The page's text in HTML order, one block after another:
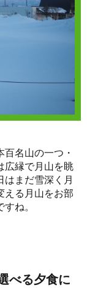
名山の一つ・
広縁で月山を眺
まだ雪深く月
える月山をお部
ね。
べる夕食に